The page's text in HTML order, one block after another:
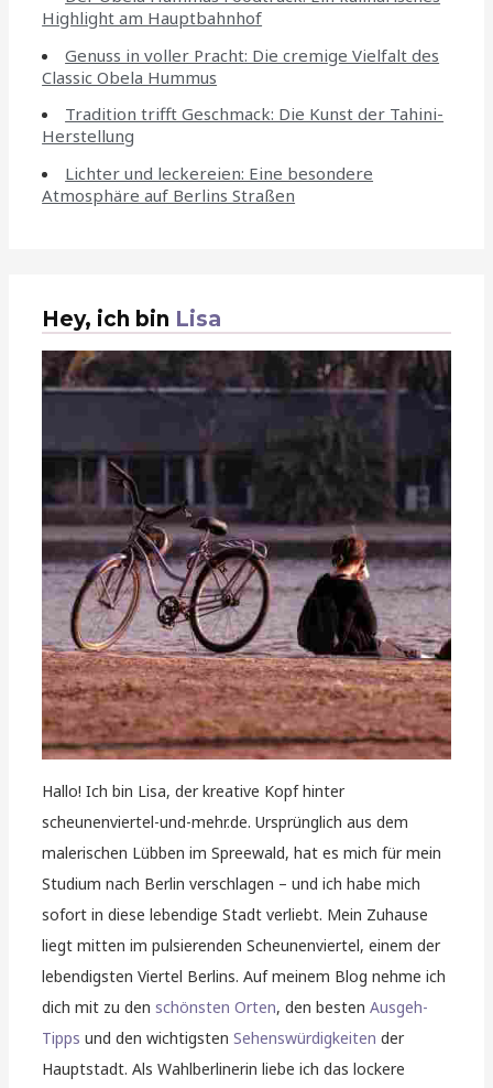
Highlight am Hauptbahnhof
Genuss in voller Pracht: Die cremige Vielfalt des
Classic Obela Hummus
Tradition trifft Geschmack: Die Kunst der Tahini-
Herstellung
Lichter und leckereien: Eine besondere
Atmosphäre auf Berlins Straßen
Hey, ich bin Lisa
Hallo! Ich bin Lisa, der kreative Kopf hinter
scheunenviertel-und-mehr.de. Ursprünglich aus dem
malerischen Lübben im Spreewald, hat es mich für mein
Studium nach Berlin verschlagen – und ich habe mich
sofort in diese lebendige Stadt verliebt. Mein Zuhause
liegt mitten im pulsierenden Scheunenviertel, einem der
lebendigsten Viertel Berlins. Auf meinem Blog nehme ich
dich mit zu denschönsten Orten, den bestenAusgeh-
Tipps und den wichtigstenSehenswürdigkeiten der
Hauptstadt. Als Wahlberlinerin liebe ich das lockere